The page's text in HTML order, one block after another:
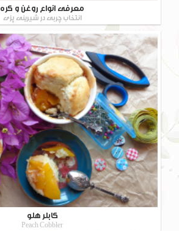
معرفی انواع روغن و کره
انتخاب چربی در شیرینی پزی
کابلر هلو
Peach Cobbler